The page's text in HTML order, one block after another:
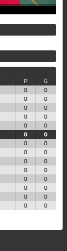
P
G
0
0
0
0
0
0
0
0
0
0
0
0
0
0
0
0
0
0
0
0
0
0
0
0
0
0
0 0